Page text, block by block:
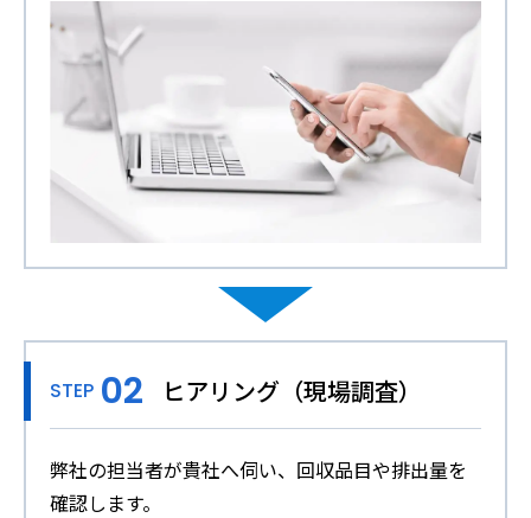
STEP ヒアリング（現場調査）
弊社の担当者が貴社へ伺い、回収品目や排出量を
確認します。